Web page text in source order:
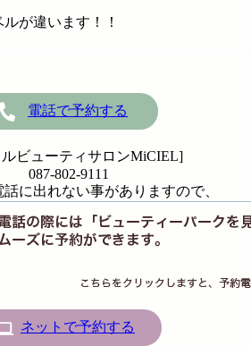
が違います！！
電話で予約する
ビューティサロンMiCIEL]
087-802-9111
に出れない事がありますので、
ネットで予約する